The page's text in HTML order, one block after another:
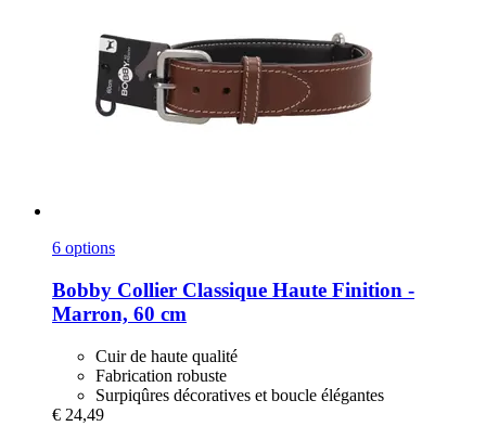
6 options
Bobby Collier Classique Haute Finition -​
Marron, 60 cm
Cuir de haute qualité
Fabrication robuste
Surpiqûres décoratives et boucle élégantes
€ 24,49